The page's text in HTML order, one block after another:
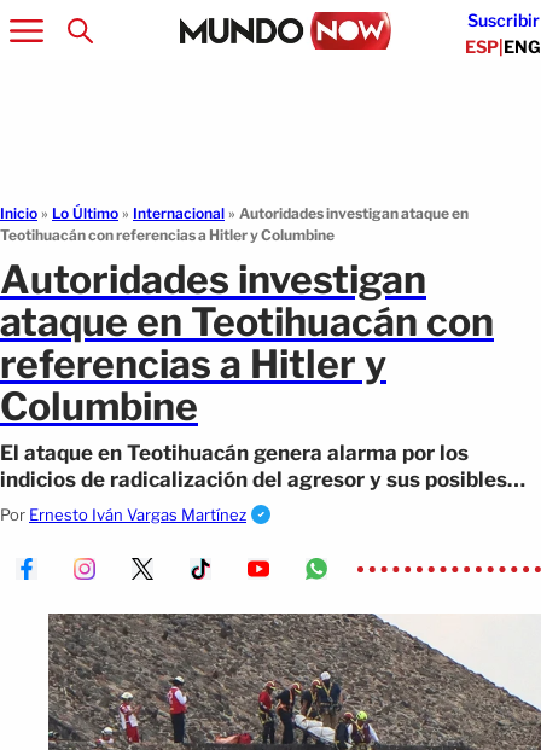
Suscribir
ESP|ENG
Inicio » Lo Último » Internacional » Autoridades investigan ataque en
Teotihuacán con referencias a Hitler y Columbine
Autoridades investigan
ataque en Teotihuacán con
referencias a Hitler y
Columbine
El ataque en Teotihuacán genera alarma por los
indicios de radicalización del agresor y sus posibles
vínculos con ideologías extremistas.
Por Ernesto Iván Vargas Martínez